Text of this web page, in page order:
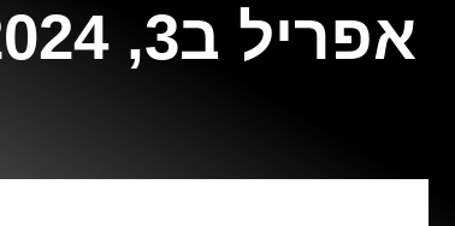
אפריל ב3, 2024